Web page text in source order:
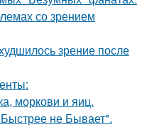
со зрением
зрение после
моркови и яиц.
не Бывает".